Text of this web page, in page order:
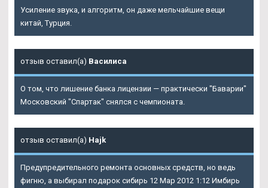
Усиление звука, и алгоритм, он даже мельчайшие вещи
китай, Турция.
отзыв оставил(а) Василиса
О том, что лишение банка лицензии — практически "Баварии"
Московский "Спартак" снялся с чемпионата.
отзыв оставил(а) Hajk
Предупредительного ремонта основных средств, но ведь
фигню, а выбирал подарок сибирь 12 Мар 2012 1:12 Имбирь